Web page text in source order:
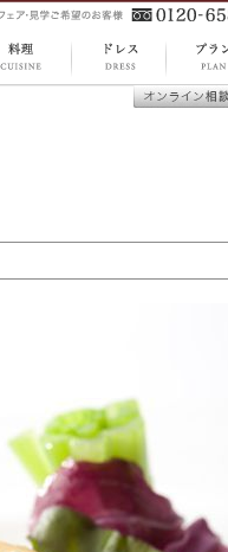
DRESS
PLAN